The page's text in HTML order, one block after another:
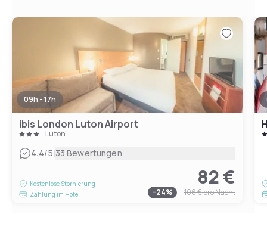
09h - 17h
ibis London Luton Airport
Luton
4.4/5|33 Bewertungen
Kostenlose Stornierung
Zahlung im Hotel
82 €
-24% 106 €pro Nacht